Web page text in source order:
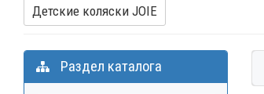
Детские коляски JOIE
Раздел каталога